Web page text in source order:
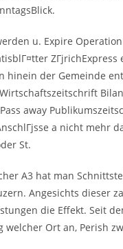
u. Expire
hinein der Gemeinde
away
a nicht mehr
St.
A3 hat man
Angesichts dieser
die Effekt. Seit
Ort an, Perish